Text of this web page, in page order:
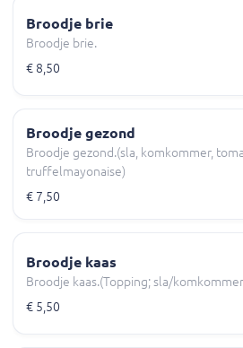
Broodje brie
Broodje brie.
€ 8,50
Broodje gezond
Broodje gezond.(sla, komkommer,
truffelmayonaise)
€ 7,50
Broodje kaas
Broodje kaas.(Topping; sla/
€ 5,50